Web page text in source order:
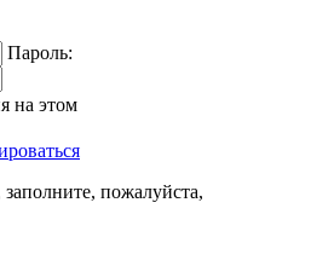
Пароль:
на этом
пожалуйста,